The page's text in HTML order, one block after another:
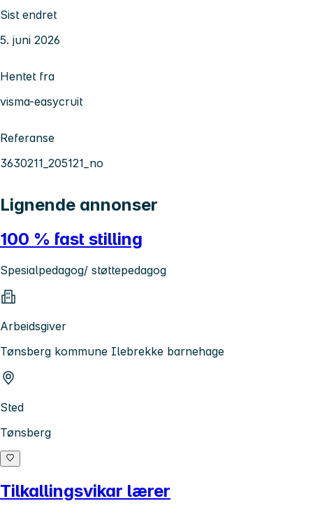
Sist endret
5. juni 2026
Hentet fra
visma-easycruit
Referanse
3630211_205121_no
Lignende annonser
100 % fast stilling
Spesialpedagog/ støttepedagog
Arbeidsgiver
Tønsberg kommune Ilebrekke barnehage
Sted
Tønsberg
Tilkallingsvikar lærer